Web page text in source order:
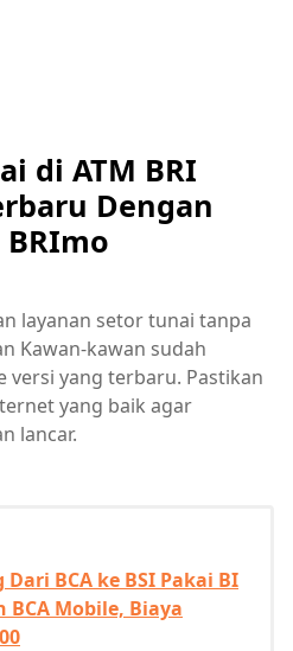
di ATM BRI
Dengan
layanan setor tunai tanpa
Kawan-kawan sudah
versi yang terbaru. Pastikan
yang baik agar
lancar.
BCA ke BSI Pakai BI
Mobile, Biaya